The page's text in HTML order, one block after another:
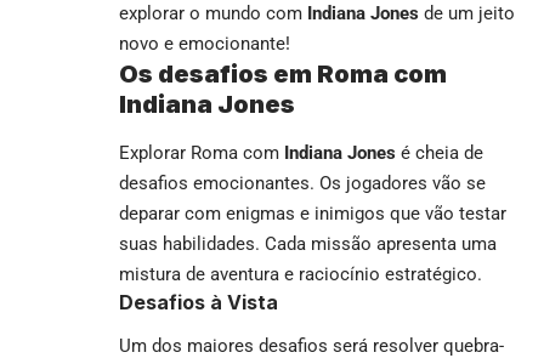
explorar o mundo com Indiana Jones de um jeito
novo e emocionante!
Os desafios em Roma com
Indiana Jones
Explorar Roma com Indiana Jones é cheia de
desafios emocionantes. Os jogadores vão se
deparar com enigmas e inimigos que vão testar
suas habilidades. Cada missão apresenta uma
mistura de aventura e raciocínio estratégico.
Desafios à Vista
Um dos maiores desafios será resolver quebra-